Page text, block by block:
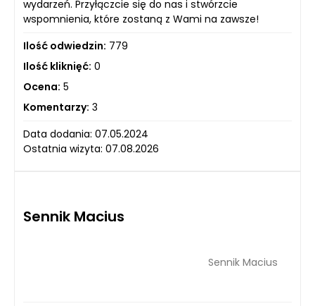
wydarzeń. Przyłączcie się do nas i stwórzcie
wspomnienia, które zostaną z Wami na zawsze!
Ilość odwiedzin: 779
Ilość kliknięć: 0
Ocena: 5
Komentarzy: 3
Data dodania: 07.05.2024
Ostatnia wizyta: 07.08.2026
Sennik Macius
Sennik Macius